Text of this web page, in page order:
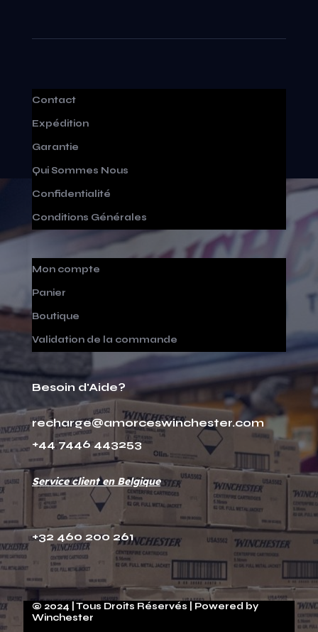
Contact
Expédition
Garantie
Qui Sommes Nous
Confidentialité
Conditions Générales
Mon compte
Panier
Boutique
Validation de la commande
Besoin d'Aide?
recharge@amorceswinchester.com
+44 7446 443253
Service client en Belgique
+32 460 200 261
© 2024 | Tous Droits Réservés | Powered by
Winchester